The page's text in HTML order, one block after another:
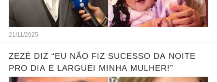
21/11/2025
ZEZÉ DIZ “EU NÃO FIZ SUCESSO DA NOITE
PRO DIA E LARGUEI MINHA MULHER!”